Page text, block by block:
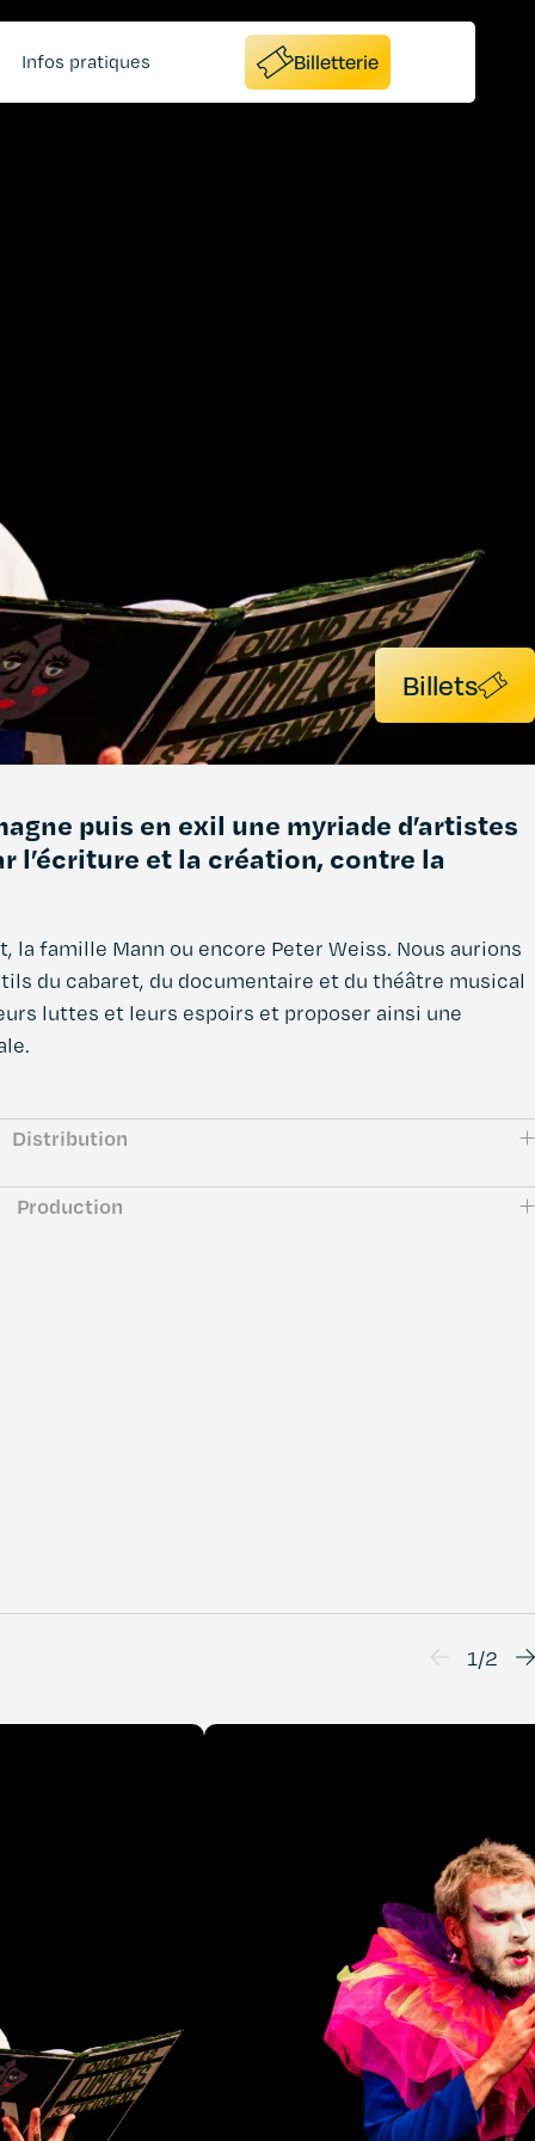
Infos pratiques Billetterie
Billets
puis en exil une myriade d’artistes
l’écriture et la création, contre la
famille Mann ou encore Peter Weiss. Nous aurions
du cabaret, du documentaire et du théâtre musical
luttes et leurs espoirs et proposer ainsi une
Distribution
Production
1/2